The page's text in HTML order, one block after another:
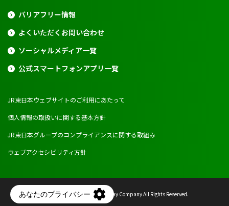
バリアフリー情報
よくいただくお問い合わせ
ソーシャルメディア一覧
公式スマートフォンアプリ一覧
JR東日本ウェブサイトのご利用にあたって
個人情報の取扱いに関する基本方針
JR東日本グループのコンプライアンスに関する取組み
ウェブアクセシビリティ方針
Copyright © East Japan Railway Company All Rights Reserved.